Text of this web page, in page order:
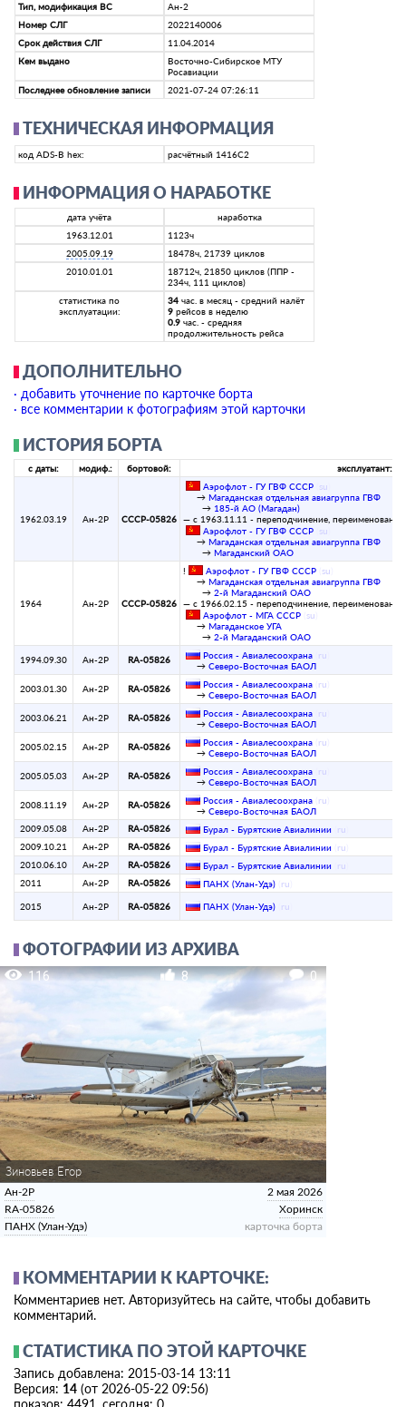
Тип, модификация ВС
Ан-2
Номер СЛГ
2022140006
Срок действия СЛГ
11.04.2014
Кем выдано
Восточно-Сибирское МТУ
Росавиации
Последнее обновление записи
2021-07-24 07:26:11
ТЕХНИЧЕСКАЯ ИНФОРМАЦИЯ
код ADS-B hex: расчётный 1416C2
ИНФОРМАЦИЯ О НАРАБОТКЕ
дата учёта
наработка
1963.12.01
1123ч
2005.09.19
18478ч, 21739 циклов
2010.01.01
18712ч, 21850 циклов (ППР -
234ч, 111 циклов)
статистика по
эксплуатации:
34 час. в месяц - средний налёт
9 рейсов в неделю
0.9 час. - средняя
продолжительность рейса
ДОПОЛНИТЕЛЬНО
· добавить уточнение по карточке борта
· все комментарии к фотографиям этой карточки
ИСТОРИЯ БОРТА
с даты: модиф.: бортовой: эксплуатант:
1962.03.19 Ан-2Р СССР-05826
Аэрофлот - ГУ ГВФ СССР su
→ Магаданская отдельная авиагруппа ГВФ
→ 185-й АО (Магадан)
— с 1963.11.11 - переподчинение, переименование:
Аэрофлот - ГУ ГВФ СССР su
→ Магаданская отдельная авиагруппа ГВФ
→ Магаданский ОАО
1964 Ан-2Р СССР-05826
! Аэрофлот - ГУ ГВФ СССР su
→ Магаданская отдельная авиагруппа ГВФ
→ 2-й Магаданский ОАО
— с 1966.02.15 - переподчинение, переименование:
Аэрофлот - МГА СССР su
→ Магаданское УГА
→ 2-й Магаданский ОАО
1994.09.30 Ан-2Р RA-05826 Россия - Авиалесоохрана ru
→ Северо-Восточная БАОЛ
2003.01.30 Ан-2Р RA-05826 Россия - Авиалесоохрана ru
→ Северо-Восточная БАОЛ
2003.06.21 Ан-2Р RA-05826 Россия - Авиалесоохрана ru
→ Северо-Восточная БАОЛ
2005.02.15 Ан-2Р RA-05826 Россия - Авиалесоохрана ru
→ Северо-Восточная БАОЛ
2005.05.03 Ан-2Р RA-05826 Россия - Авиалесоохрана ru
→ Северо-Восточная БАОЛ
2008.11.19 Ан-2Р RA-05826 Россия - Авиалесоохрана ru
→ Северо-Восточная БАОЛ
2009.05.08
Ан-2Р RA-05826 Бурал - Бурятские Авиалинии ru
2009.10.21
Ан-2Р RA-05826 Бурал - Бурятские Авиалинии ru
2010.06.10
Ан-2Р RA-05826 Бурал - Бурятские Авиалинии ru
2011
Ан-2Р RA-05826 ПАНХ (Улан-Удэ) ru
2015 Ан-2Р RA-05826 ПАНХ (Улан-Удэ) ru
ФОТОГРАФИИ ИЗ АРХИВА
116 8 0
Зиновьев Егор
Ан-2Р
RA-05826
ПАНХ (Улан-Удэ)
2 мая 2026
Хоринск
карточка борта
КОММЕНТАРИИ К КАРТОЧКЕ:
Комментариев нет. Авторизуйтесь на сайте, чтобы добавить
комментарий.
СТАТИСТИКА ПО ЭТОЙ КАРТОЧКЕ
Запись добавлена: 2015-03-14 13:11
Версия: 14 (от 2026-05-22 09:56)
показов: 4491, сегодня: 0